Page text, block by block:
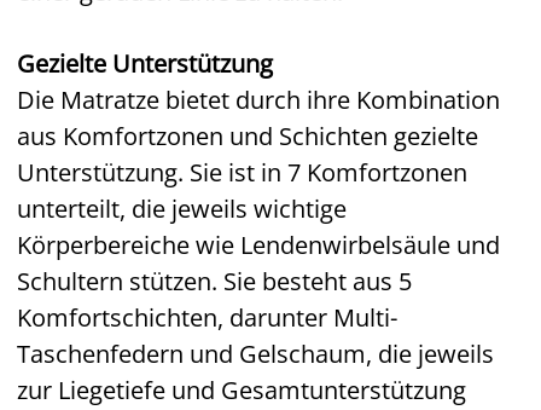
Gezielte Unterstützung
Die Matratze bietet durch ihre Kombination
aus Komfortzonen und Schichten gezielte
Unterstützung. Sie ist in 7 Komfortzonen
unterteilt, die jeweils wichtige
Körperbereiche wie Lendenwirbelsäule und
Schultern stützen. Sie besteht aus 5
Komfortschichten, darunter Multi-
Taschenfedern und Gelschaum, die jeweils
zur Liegetiefe und Gesamtunterstützung